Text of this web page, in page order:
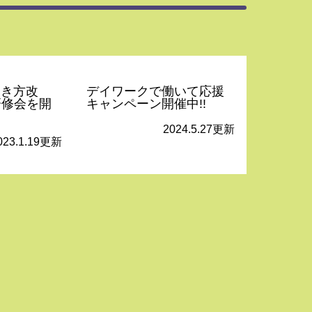
方改
会を開
更新
デイワークで働いて応援
キャンペーン開催中!!
2024.5.27更新